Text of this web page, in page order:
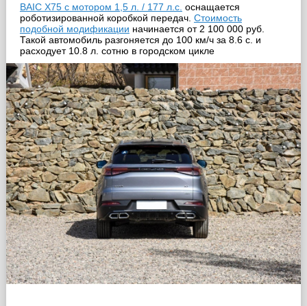
BAIC X75 с мотором 1,5 л. / 177 л.с. оснащается
роботизированной коробкой передач. Стоимость
подобной модификации начинается от 2 100 000 руб.
Такой автомобиль разгоняется до 100 км/ч за 8.6 с. и
расходует 10.8 л. сотню в городском цикле